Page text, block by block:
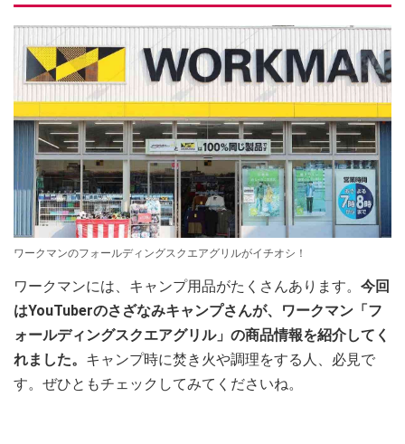
ワークマンのフォールディングスクエアグリルがイチオシ！
ワークマンには、キャンプ用品がたくさんあります。 今回
はYouTuberのさざなみキャンプさんが、ワークマン「フ
ォールディングスクエアグリル」の商品情報を紹介してく
れました。 キャンプ時に焚き火や調理をする人、必見で
す。ぜひともチェックしてみてくださいね。